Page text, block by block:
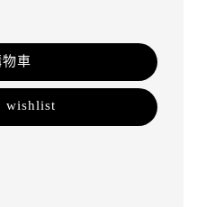
車
wishlist